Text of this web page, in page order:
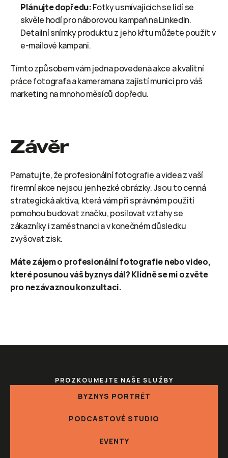
Plánujte dopředu: Fotky usmívajících se lidí se
skvěle hodí pro náborovou kampaň na LinkedIn.
Detailní snímky produktu z jeho křtu můžete použít v
e-mailové kampani.
Tímto způsobem vám jedna povedená akce a kvalitní
práce fotografa a kameramana zajistí munici pro váš
marketing na mnoho měsíců dopředu.
Závěr
Pamatujte, že profesionální fotografie a videa z vaší
firemní akce nejsou jen hezké obrázky. Jsou to cenná
strategická aktiva, která vám při správném použití
pomohou budovat značku, posilovat vztahy se
zákazníky i zaměstnanci a v konečném důsledku
zvyšovat zisk.
Máte zájem o profesionální fotografie nebo video,
které posunou váš byznys dál? Klidně se mi ozvěte
pro nezávaznou konzultaci.
PROZKOUMEJTE NAŠE SLUŽBY
BYZNYS PORTRÉT
PODCASTOVÉ STUDIO
EVENTY